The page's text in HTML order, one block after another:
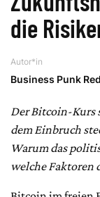
die
Autor*in
Business Punk
Der Bitcoin-Kurs
dem Einbruch
Warum das
welche Faktoren